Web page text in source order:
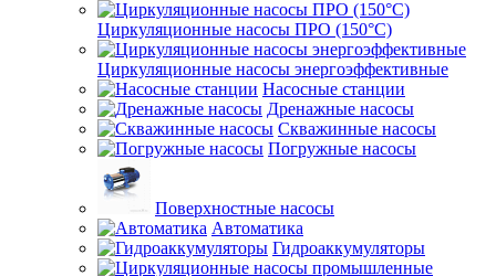
Циркуляционные насосы ПРО (150°C)
Циркуляционные насосы энергоэффективные
Насосные станции
Дренажные насосы
Скважинные насосы
Погружные насосы
Поверхностные насосы
Автоматика
Гидроаккумуляторы